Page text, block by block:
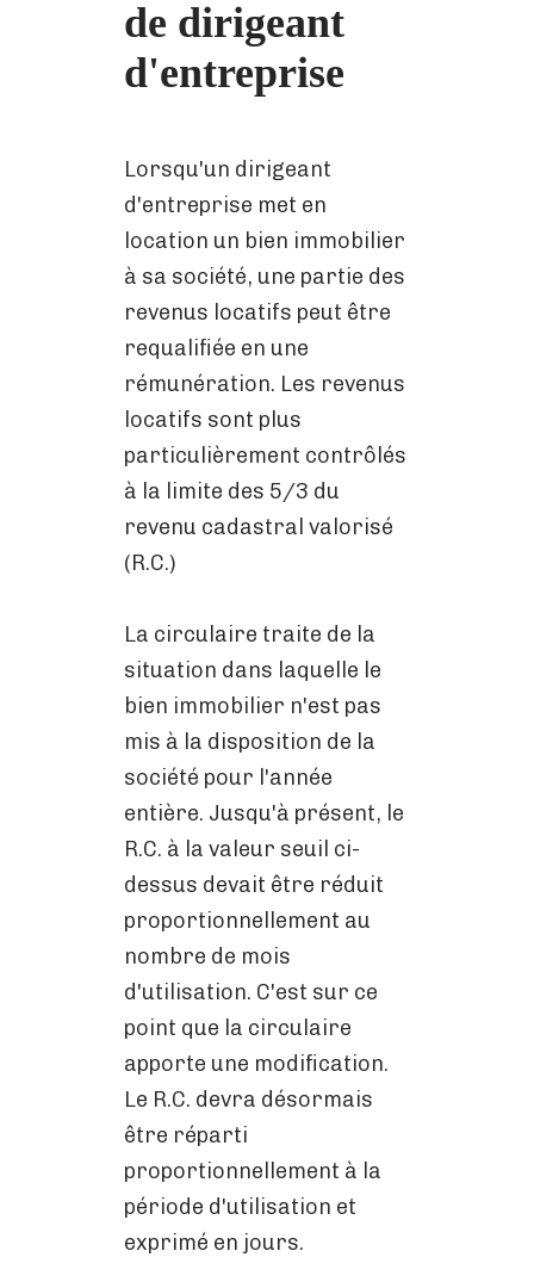
de dirigeant
d'entreprise
Lorsqu'un dirigeant
d'entreprise met en
location un bien immobilier
à sa société, une partie des
revenus locatifs peut être
requalifiée en une
rémunération. Les revenus
locatifs sont plus
particulièrement contrôlés
à la limite des 5/3 du
revenu cadastral valorisé
(R.C.)
La circulaire traite de la
situation dans laquelle le
bien immobilier n'est pas
mis à la disposition de la
société pour l'année
entière. Jusqu'à présent, le
R.C. à la valeur seuil ci-
dessus devait être réduit
proportionnellement au
nombre de mois
d'utilisation. C'est sur ce
point que la circulaire
apporte une modification.
Le R.C. devra désormais
être réparti
proportionnellement à la
période d'utilisation et
exprimé en jours.